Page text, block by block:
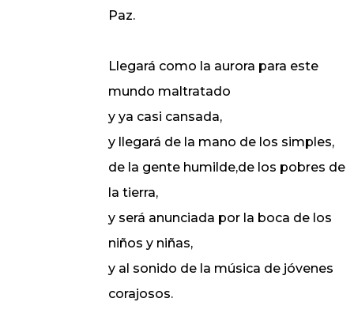
Paz.
Llegará como la aurora para este
mundo maltratado
y ya casi cansada,
y llegará de la mano de los simples,
de la gente humilde,de los pobres de
la tierra,
y será anunciada por la boca de los
niños y niñas,
y al sonido de la música de jóvenes
corajosos.